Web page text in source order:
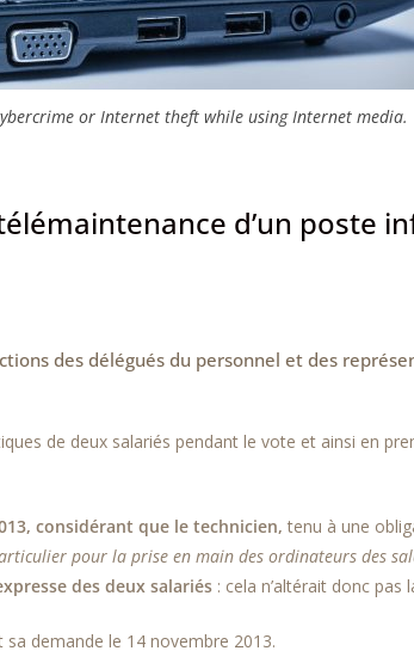
or Internet theft while using Internet media.
d’un poste
des délégués du personnel et des
de deux salariés pendant le vote et ainsi en
considérant que le technicien, tenu à une
pour la prise en main des ordinateurs des
des deux salariés : cela n’altérait donc pas
demande le 14 novembre 2013.